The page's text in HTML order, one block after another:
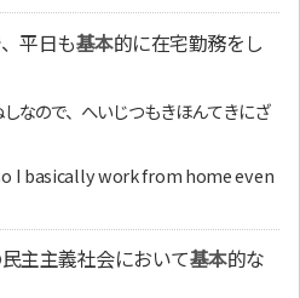
平日も基本的に在宅勤務をし
なので、へいじつもきほんてきにざ
I basically work from home even
主主義社会において基本的な